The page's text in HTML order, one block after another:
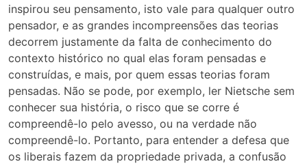
inspirou seu pensamento, isto vale para qualquer outro
pensador, e as grandes incompreensões das teorias
decorrem justamente da falta de conhecimento do
contexto histórico no qual elas foram pensadas e
construídas, e mais, por quem essas teorias foram
pensadas. Não se pode, por exemplo, ler Nietsche sem
conhecer sua história, o risco que se corre é
compreendê-lo pelo avesso, ou na verdade não
compreendê-lo. Portanto, para entender a defesa que
os liberais fazem da propriedade privada, a confusão